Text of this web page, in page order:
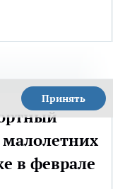
Принять
в феврале